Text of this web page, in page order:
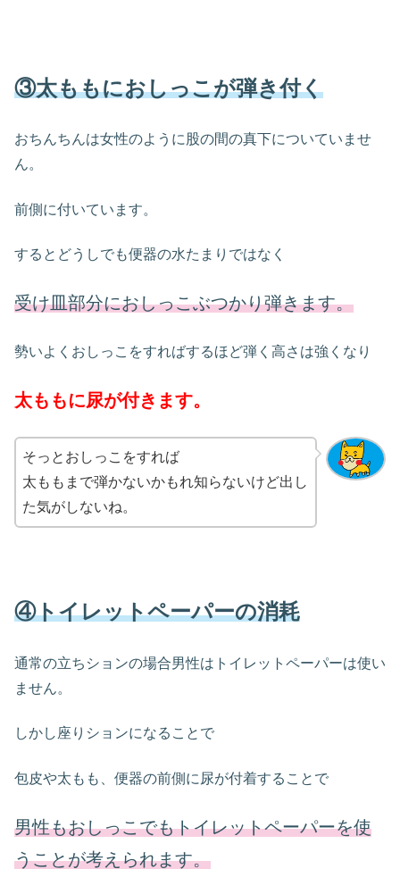
③太ももにおしっこが弾き付く
おちんちんは女性のように股の間の真下についていませ
ん。
前側に付いています。
するとどうしでも便器の水たまりではなく
受け皿部分におしっこぶつかり弾きます。
勢いよくおしっこをすればするほど弾く高さは強くなり
太ももに尿が付きます。
そっとおしっこをすれば
太ももまで弾かないかもれ知らないけど出し
た気がしないね。
④トイレットペーパーの消耗
通常の立ちションの場合男性はトイレットペーパーは使い
ません。
しかし座りションになることで
包皮や太もも、便器の前側に尿が付着することで
男性もおしっこでもトイレットペーパーを使
うことが考えられます。